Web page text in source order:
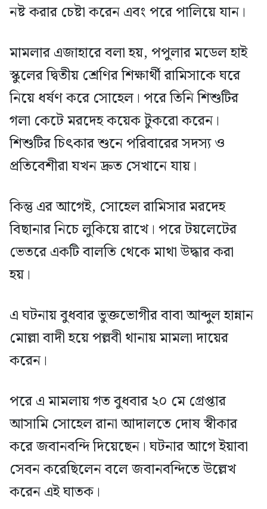
নষ্ট করার চেষ্টা করেন এবং পরে পালিয়ে যান।
মামলার এজাহারে বলা হয়, পপুলার মডেল হাই
স্কুলের দ্বিতীয় শ্রেণির শিক্ষার্থী রামিসাকে ঘরে
নিয়ে ধর্ষণ করে সোহেল। পরে তিনি শিশুটির
গলা কেটে মরদেহ কয়েক টুকরো করেন।
শিশুটির চিৎকার শুনে পরিবারের সদস্য ও
প্রতিবেশীরা যখন দ্রুত সেখানে যায়।
কিন্তু এর আগেই, সোহেল রামিসার মরদেহ
বিছানার নিচে লুকিয়ে রাখে। পরে টয়লেটের
ভেতরে একটি বালতি থেকে মাথা উদ্ধার করা
হয়।
এ ঘটনায় বুধবার ভুক্তভোগীর বাবা আব্দুল হান্নান
মোল্লা বাদী হয়ে পল্লবী থানায় মামলা দায়ের
করেন।
পরে এ মামলায় গত বুধবার ২০ মে গ্রেপ্তার
আসামি সোহেল রানা আদালতে দোষ স্বীকার
করে জবানবন্দি দিয়েছেন। ঘটনার আগে ইয়াবা
সেবন করেছিলেন বলে জবানবন্দিতে উল্লেখ
করেন এই ঘাতক।